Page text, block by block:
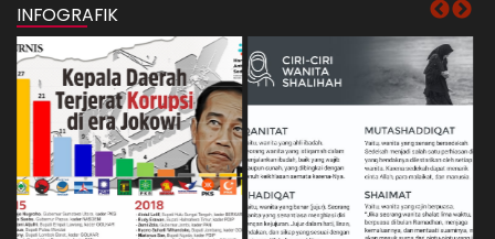
INFOGRAFIK